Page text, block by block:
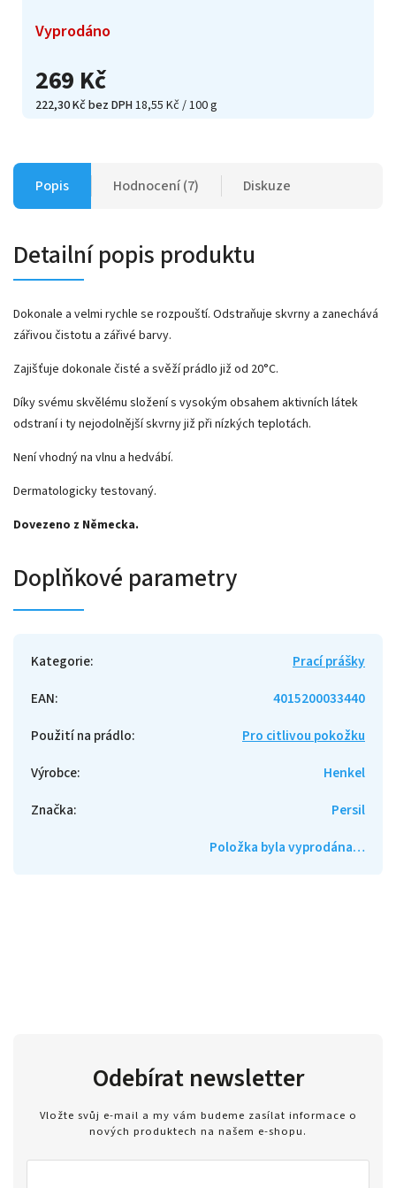
269 Kč
222,30 Kč bez DPH18,55 Kč / 100 g
Vyprodáno
Popis Hodnocení (7) Diskuze
Detailní popis produktu
Dokonale a velmi rychle se rozpouští. Odstraňuje skvrny a zanechává
zářivou čistotu a zářivé barvy.
Zajišťuje dokonale čisté a svěží prádlo již od 20°C.
Díky svému skvělému složení s vysokým obsahem aktivních látek
odstraní i ty nejodolnější skvrny již při nízkých teplotách.
Není vhodný na vlnu a hedvábí.
Dermatologicky testovaný.
Dovezeno z Německa.
Doplňkové parametry
Kategorie:
Prací prášky
EAN:
4015200033440
Použití na prádlo:
Pro citlivou pokožku
Výrobce:
Henkel
Značka:
Persil
Položka byla vyprodána…
Odebírat newsletter
Vložte svůj e-mail a my vám budeme zasílat informace o
nových produktech na našem e-shopu.